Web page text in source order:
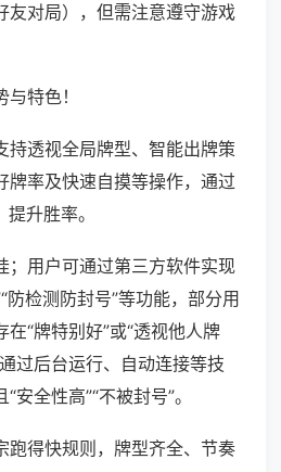
友对局），但需注意遵守游戏
特色！
持透视全局牌型、智能出牌策
牌率及快速自摸等操作，通过
升胜率。
；用户可通过第三方软件实现
防检测防封号”等功能，部分用
“牌特别好”或“透视他人牌
过后台运行、自动连接等技
安全性高”“不被封号”。
跑得快规则，牌型齐全、节奏